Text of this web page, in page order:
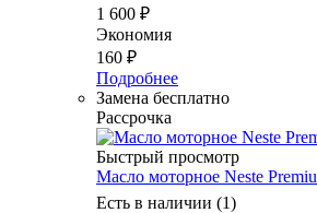
1 600 ₽
Экономия
160 ₽
Подробнее
Замена бесплатно
Рассрочка
Быстрый просмотр
Масло моторное Neste
Есть в наличии (1)